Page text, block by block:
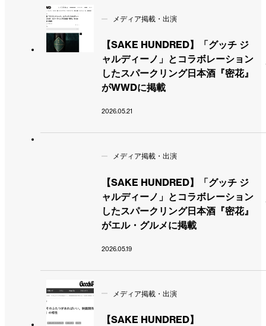
メディア掲載・出演
【SAKE HUNDRED】「グッチ ジ
ャルディーノ」とコラボレーション
したスパークリング日本酒『密花』
がWWDに掲載
2026.05.21
メディア掲載・出演
【SAKE HUNDRED】「グッチ ジ
ャルディーノ」とコラボレーション
したスパークリング日本酒『密花』
がエル・グルメに掲載
2026.05.19
メディア掲載・出演
【SAKE HUNDRED】